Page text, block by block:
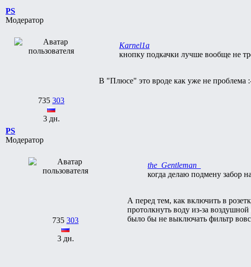
PS
Модератор
735 303
3 дн.
Karnel1a
кнопку подкачки лучше вообще не
В "Плюсе" это вроде как уже не проблема
PS
Модератор
735 303
3 дн.
the_Gentleman_
когда делаю подмену забор
А перед тем, как включить в
протолкнуть воду из-за
было бы не выключать фильтр